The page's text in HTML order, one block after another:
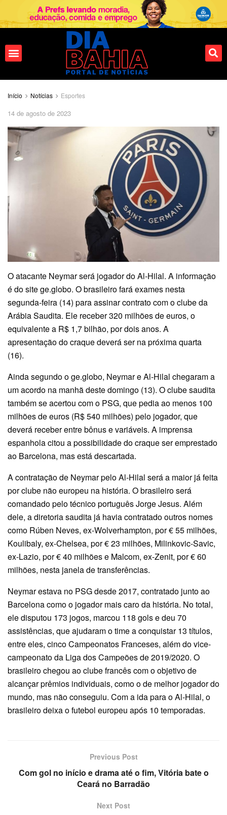
Início Notícias Esportes
14 de agosto de 2023
O atacante Neymar será jogador do Al-Hilal. A informação
é do site ge.globo. O brasileiro fará exames nesta
segunda-feira (14) para assinar contrato com o clube da
Arábia Saudita. Ele receber 320 milhões de euros, o
equivalente a R$ 1,7 bilhão, por dois anos. A
apresentação do craque deverá ser na próxima quarta
(16).
Ainda segundo o ge.globo, Neymar e Al-Hilal chegaram a
um acordo na manhã deste domingo (13). O clube saudita
também se acertou com o PSG, que pedia ao menos 100
milhões de euros (R$ 540 milhões) pelo jogador, que
deverá receber entre bônus e variáveis. A imprensa
espanhola citou a possibilidade do craque ser emprestado
ao Barcelona, mas está descartada.
A contratação de Neymar pelo Al-Hilal será a maior já feita
por clube não europeu na história. O brasileiro será
comandado pelo técnico português Jorge Jesus. Além
dele, a diretoria saudita já havia contratado outros nomes
como Rúben Neves, ex-Wolverhampton, por € 55 milhões,
Koulibaly, ex-Chelsea, por € 23 milhões, Milinkovic-Savic,
ex-Lazio, por € 40 milhões e Malcom, ex-Zenit, por € 60
milhões, nesta janela de transferências.
Neymar estava no PSG desde 2017, contratado junto ao
Barcelona como o jogador mais caro da história. No total,
ele disputou 173 jogos, marcou 118 gols e deu 70
assistências, que ajudaram o time a conquistar 13 títulos,
entre eles, cinco Campeonatos Franceses, além do vice-
campeonato da Liga dos Campeões de 2019/2020. O
brasileiro chegou ao clube francês com o objetivo de
alcançar prêmios individuais, como o de melhor jogador do
mundo, mas não conseguiu. Com a ida para o Al-Hilal, o
brasileiro deixa o futebol europeu após 10 temporadas.
Previous Post
Com gol no início e drama até o fim, Vitória bate o
Ceará no Barradão
Next Post